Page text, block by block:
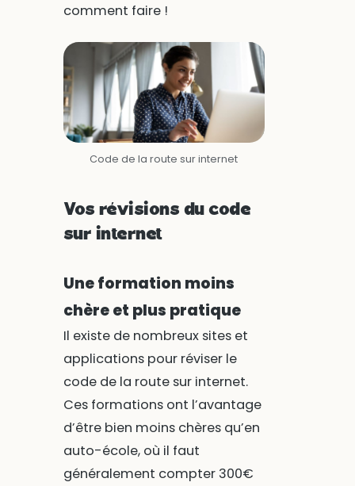
comment faire !
Code de la route sur internet
Vos révisions du code
sur internet
Une formation moins
chère et plus pratique
Il existe de nombreux sites et
applications pour réviser le
code de la route sur internet.
Ces formations ont l’avantage
d’être bien moins chères qu’en
auto-école, où il faut
généralement compter 300€